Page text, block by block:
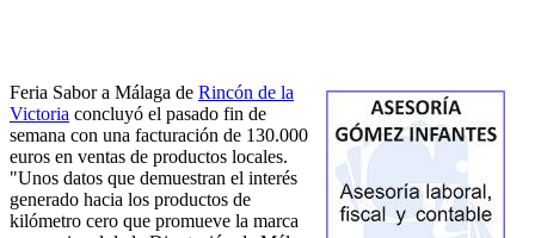
Feria Sabor a Málaga de Rincón de la
Victoria concluyó el pasado fin de
semana con una facturación de 130.000
euros en ventas de productos locales.
"Unos datos que demuestran el interés
generado hacia los productos de
kilómetro cero que promueve la marca